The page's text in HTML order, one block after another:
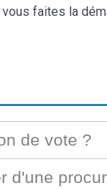
vous faites la
de vote ?
d'une